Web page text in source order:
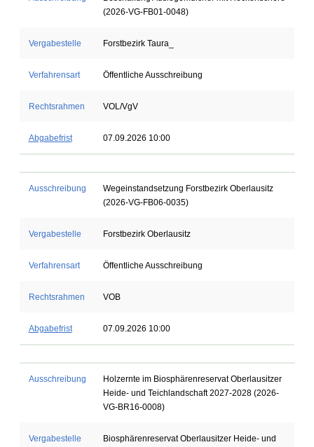
(2026-VG-FB01-0048)
Vergabestelle Forstbezirk Taura_
Verfahrensart Öffentliche Ausschreibung
Rechtsrahmen VOL/VgV
Abgabefrist 07.09.2026 10:00
Ausschreibung
Wegeinstandsetzung Forstbezirk Oberlausitz
(2026-VG-FB06-0035)
Vergabestelle Forstbezirk Oberlausitz
Verfahrensart Öffentliche Ausschreibung
Rechtsrahmen VOB
Abgabefrist 07.09.2026 10:00
Ausschreibung
Holzernte im Biosphärenreservat Oberlausitzer
Heide- und Teichlandschaft 2027-2028 (2026-
VG-BR16-0008)
Vergabestelle
Biosphärenreservat Oberlausitzer Heide- und